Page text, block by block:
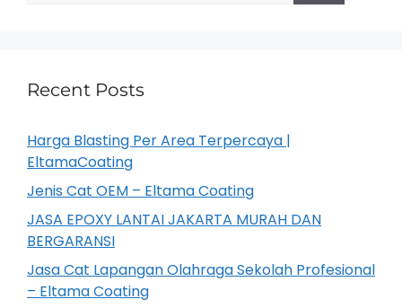
Recent Posts
Harga Blasting Per Area Terpercaya |
EltamaCoating
Jenis Cat OEM – Eltama Coating
JASA EPOXY LANTAI JAKARTA MURAH DAN
BERGARANSI
Jasa Cat Lapangan Olahraga Sekolah Profesional
– Eltama Coating